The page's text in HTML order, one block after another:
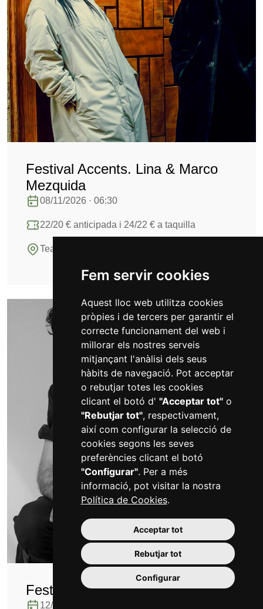
Fem servir cookies
pròpies i de tercers per garantir el
correcte funcionament del web i
millorar els nostres serveis
mitjançant l'anàlisi dels seus
hàbits de navegació. Pot acceptar
o rebutjar totes les cookies
clicant el botó d'"Acceptar tot"
"Rebutjar tot", respectivament,
així com configurar la selecció de
cookies segons les seves
preferències clicant el botó
"Configurar" . Per a més
informació, pot visitar la nostra
Política de Cookies.
Acceptar tot
Rebutjar tot
Configurar
Festival Accents. Lina & Marco
Mezquida
08/11/2026 · 06:30
22/20 € anticipada i 24/22 € a taquilla
Teatre Bartrina
Festival Accents. Xarim Aresté
12/11/2026 · 08:30